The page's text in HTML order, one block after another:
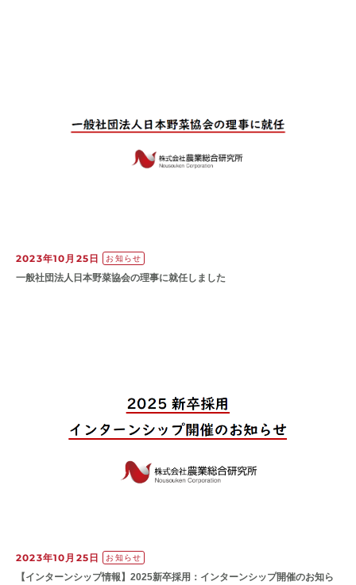
2023年10月25日 お知らせ
一般社団法人日本野菜協会の理事に就任しました
2023年10月25日 お知らせ
【インターンシップ情報】2025新卒採用：インターンシップ開催のお知ら